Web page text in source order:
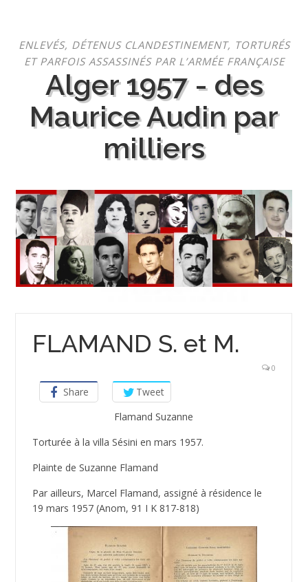
contenu
ENLEVÉS, DÉTENUS CLANDESTINEMENT, TORTURÉS
ET PARFOIS ASSASSINÉS PAR L’ARMÉE FRANÇAISE
Alger 1957 - des
Maurice Audin par
milliers
FLAMAND S. et M.
0
Share
Tweet
Flamand Suzanne
Torturée à la villa Sésini en mars 1957.
Plainte de Suzanne Flamand
Par ailleurs, Marcel Flamand, assigné à résidence le
19 mars 1957 (Anom, 91 I K 817-818)